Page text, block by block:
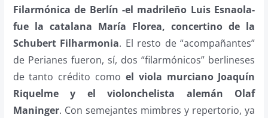
Filarmónica de Berlín -el madrileño Luis Esnaola-
fue la catalana María Florea, concertino de la
Schubert Filharmonia. El resto de “acompañantes”
de Perianes fueron, sí, dos “filarmónicos” berlineses
de tanto crédito como el viola murciano Joaquín
Riquelme y el violonchelista alemán Olaf
Maninger. Con semejantes mimbres y repertorio, ya